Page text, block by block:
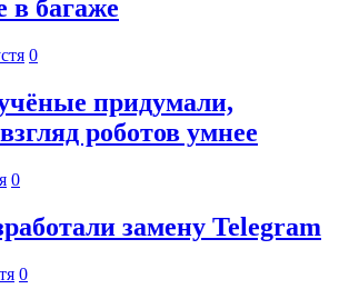
в багаже
0
придумали,
роботов умнее
0
замену Telegram
0